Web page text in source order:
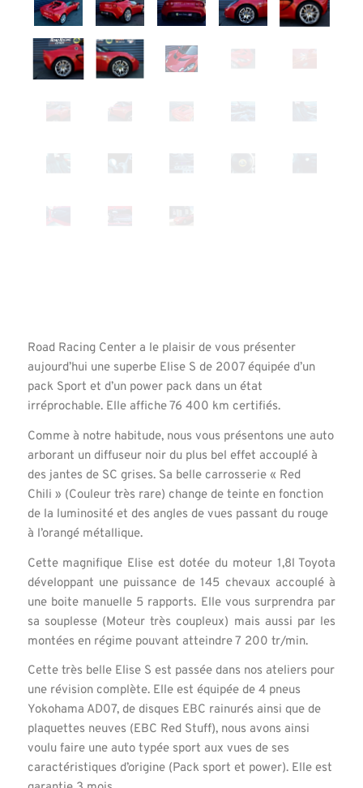
Road Racing Center a le plaisir de vous présenter
aujourd’hui une superbe Elise S de 2007 équipée d’un
pack Sport et d’un power pack dans un état
irréprochable. Elle affiche 76 400 km certifiés.
Comme à notre habitude, nous vous présentons une auto
arborant un diffuseur noir du plus bel effet accouplé à
des jantes de SC grises. Sa belle carrosserie « Red
Chili » (Couleur très rare) change de teinte en fonction
de la luminosité et des angles de vues passant du rouge
à l’orangé métallique.
Cette magnifique Elise est dotée du moteur 1,8l Toyota
développant une puissance de 145 chevaux accouplé à
une boite manuelle 5 rapports. Elle vous surprendra par
sa souplesse (Moteur très coupleux) mais aussi par les
montées en régime pouvant atteindre 7 200 tr/min.
Cette très belle Elise S est passée dans nos ateliers pour
une révision complète. Elle est équipée de 4 pneus
Yokohama AD07, de disques EBC rainurés ainsi que de
plaquettes neuves (EBC Red Stuff), nous avons ainsi
voulu faire une auto typée sport aux vues de ses
caractéristiques d’origine (Pack sport et power). Elle est